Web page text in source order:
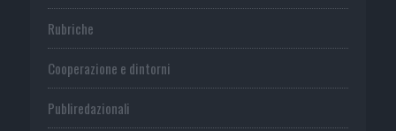
Rubriche
Cooperazione e dintorni
Publiredazionali